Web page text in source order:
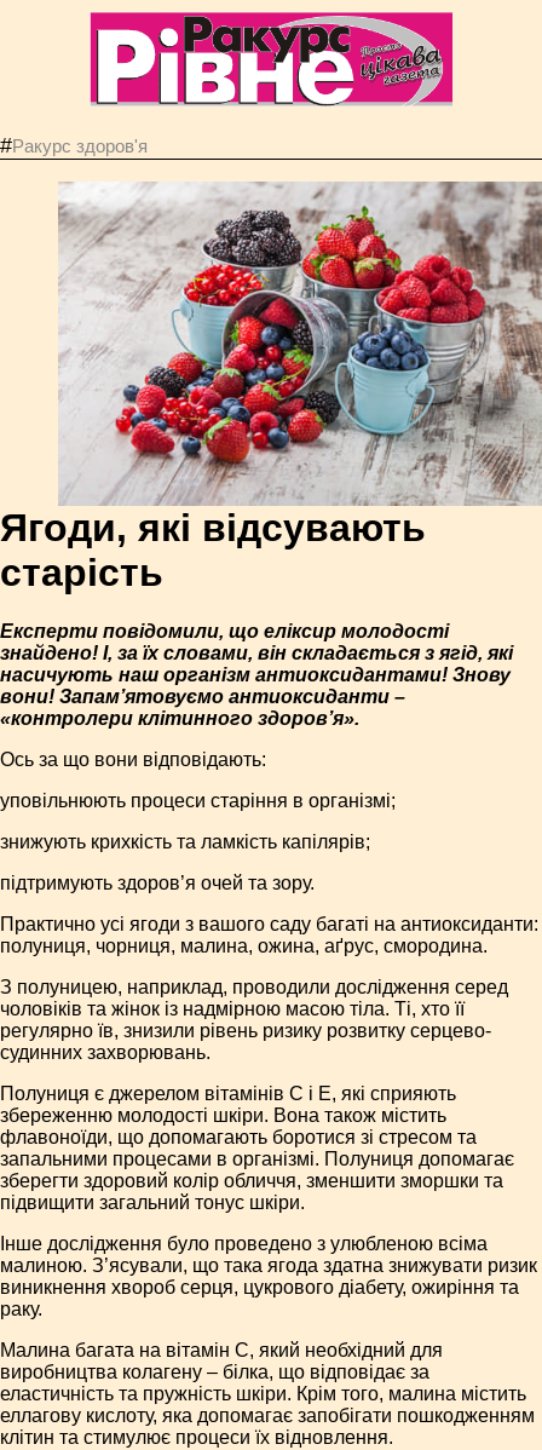
#Ракурс здоров'я
Ягоди, які відсувають
старість
Експерти повідомили, що еліксир молодості
знайдено! І, за їх словами, він складається з ягід, які
насичують наш організм антиоксидантами! Знову
вони! Запам’ятовуємо антиоксиданти –
«контролери клітинного здоров’я».
Ось за що вони відповідають:
уповільнюють процеси старіння в організмі;
знижують крихкість та ламкість капілярів;
підтримують здоров’я очей та зору.
Практично усі ягоди з вашого саду багаті на антиоксиданти:
полуниця, чорниця, малина, ожина, аґрус, смородина.
З полуницею, наприклад, проводили дослідження серед
чоловіків та жінок із надмірною масою тіла. Ті, хто її
регулярно їв, знизили рівень ризику розвитку серцево-
судинних захворювань.
Полуниця є джерелом вітамінів С і Е, які сприяють
збереженню молодості шкіри. Вона також містить
флавоноїди, що допомагають боротися зі стресом та
запальними процесами в організмі. Полуниця допомагає
зберегти здоровий колір обличчя, зменшити зморшки та
підвищити загальний тонус шкіри.
Інше дослідження було проведено з улюбленою всіма
малиною. З’ясували, що така ягода здатна знижувати ризик
виникнення хвороб серця, цукрового діабету, ожиріння та
раку.
Малина багата на вітамін С, який необхідний для
виробництва колагену – білка, що відповідає за
еластичність та пружність шкіри. Крім того, малина містить
еллагову кислоту, яка допомагає запобігати пошкодженням
клітин та стимулює процеси їх відновлення.